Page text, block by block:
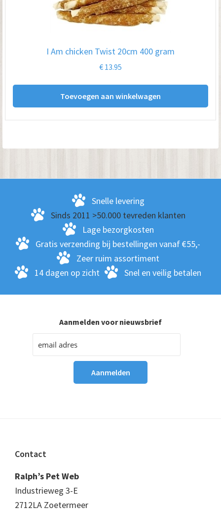
I Am chicken Twist 20cm 400 gram
€ 13.95
Toevoegen aan winkelwagen
Snelle levering
Sinds 2011 >50.000 tevreden klanten
Lage bezorgkosten
Gratis verzending bij bestellingen vanaf €55,-
Zeer ruim assortiment
14 dagen op zicht
Snel en veilig betalen
Aanmelden voor nieuwsbrief
Footer
Contact
Ralph’s Pet Web
Industrieweg 3-E
2712LA Zoetermeer